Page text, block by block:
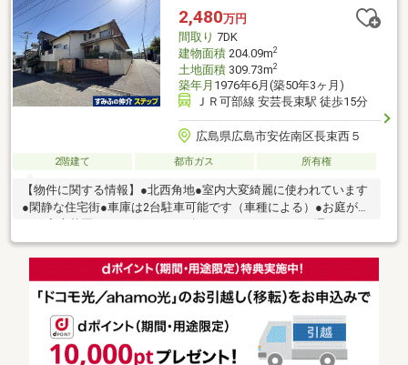
る便利な動線設計。高級感ある石調外壁とブラックを基調にした
外観デザイン。LDKからロフトへつながる立体的な空間構成。デ
ザイン性と実用性を両立した住まい。
2,480万円
間取り 7DK
建物面積204.09m2
土地面積309.73m2
築年月 1976年6月(築50年3ヶ月)
ＪＲ可部線 安芸長束駅 徒歩15分
広島県広島市安佐南区長束西５
2階建て 都市ガス 所有権
【物件に関する情報】●北西角地●室内大変綺麗に使われています
●閑静な住宅街●車庫は2台駐車可能です（車種による）●お庭が広
ため、プライベート空間を確保できます